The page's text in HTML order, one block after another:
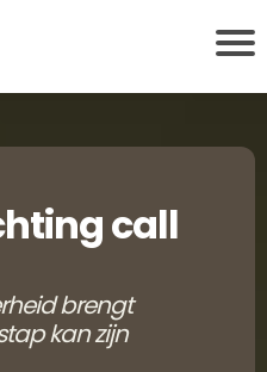
call
brengt
kan zijn